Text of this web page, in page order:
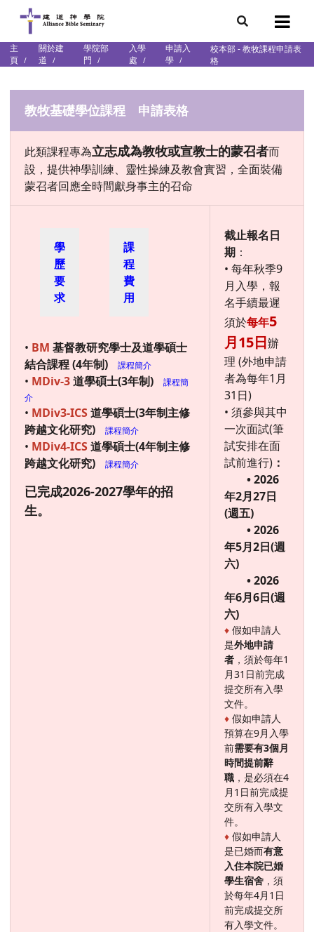
學院
化研究中心
主
頁
關於建
道
學院部
門
入學
處
申請入
學
校本部 - 教牧課程申請表
格
教牧基礎學位課程 申請表格
此類課程專為立志成為教牧或宣教士的蒙召者而
設，提供神學訓練、靈性操練及教會實習，全面裝備
蒙召者回應全時間獻身事主的召命
學
歷
要
求
課
程
費
用
• BM 基督教研究學士及道學碩士
結合課程 (4年制)
課程簡介
• MDiv-3道學碩士(3年制)
課程簡
介
• MDiv3-ICS道學碩士(3年制主修
跨越文化研究)
課程簡介
• MDiv4-ICS道學碩士(4年制主修
跨越文化研究)
課程簡介
已完成2026-2027學年的招
生。
截止報名日
期 ：
• 每年秋季9
月入學，報
名手續最遲
須於每年5
月15日辦
理 (外地申請
者為每年1月
31日)
• 須參與其中
一次面試(筆
試安排在面
試前進行) ：
• 2026
年2月27日
(週五)
• 2026
年5月2日(週
六)
• 2026
年6月6日(週
六)
♦ 假如申請人
是外地申請
者 ，須於每年1
月31日前完成
提交所有入學
文件。
♦ 假如申請人
預算在9月入學
前需要有3個月
時間提前辭
職 ，是必須在4
月1日前完成提
交所有入學文
件。
♦ 假如申請人
是已婚而有意
入住本院已婚
學生宿舍 ，須
於每年4月1日
前完成提交所
有入學文件。